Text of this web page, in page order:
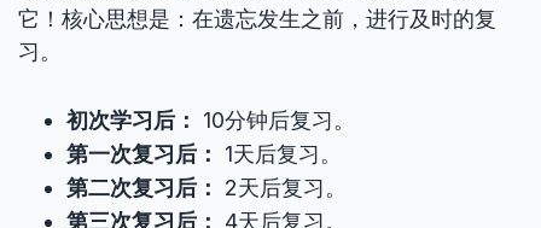
它！核心思想是：在遗忘发生之前，进行及时的复
习。
初次学习后：
10分钟后复习。
第一次复习后：
1天后复习。
第二次复习后：
2天后复习。
第三次复习后：
4天后复习。